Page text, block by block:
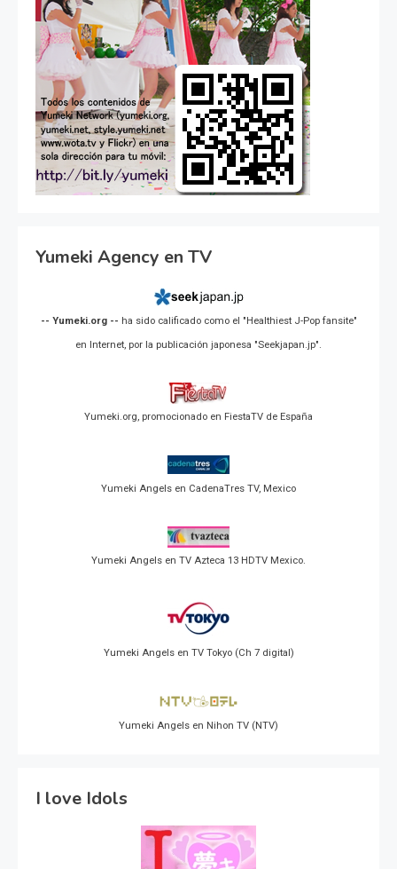
Yumeki Agency en TV
-- Yumeki.org -- ha sido calificado como el "Healthiest J-Pop fansite"
en Internet, por la publicación japonesa "Seekjapan.jp".
Yumeki.org, promocionado en FiestaTV de España
Yumeki Angels en CadenaTres TV, Mexico
Yumeki Angels en TV Azteca 13 HDTV Mexico.
Yumeki Angels en TV Tokyo (Ch 7 digital)
Yumeki Angels en Nihon TV (NTV)
I love Idols